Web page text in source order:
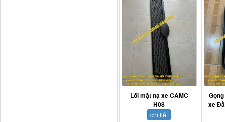
Lõi mặt nạ xe CAMC
H08
chi tiết
xe